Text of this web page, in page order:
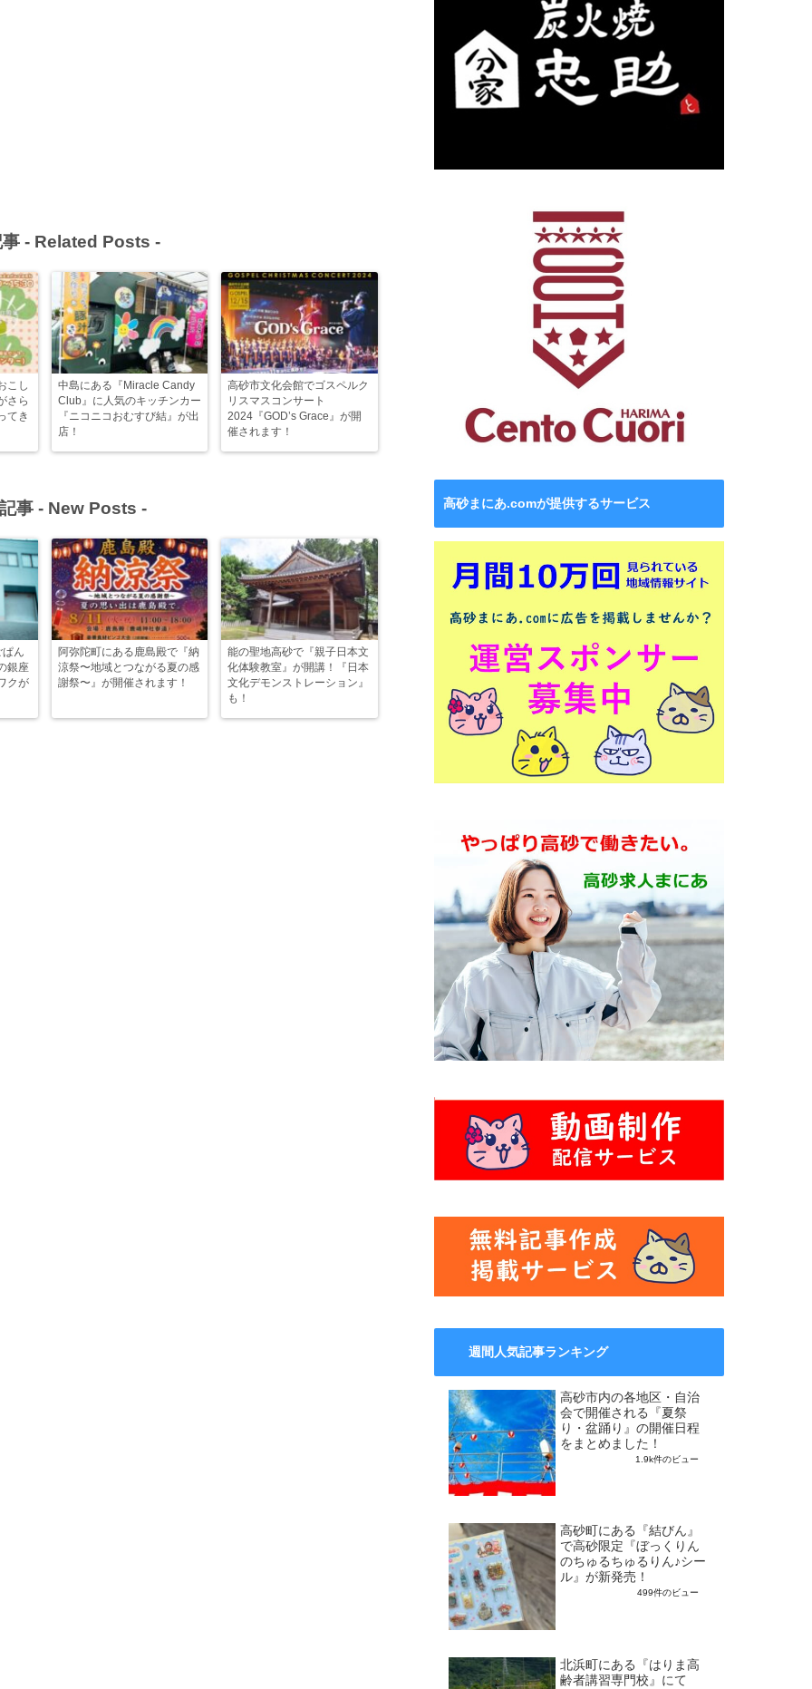
- Related Posts -
こし
さら
てき
中島にある『Miracle Candy
Club』に人気のキッチンカー
『ニコニコおむすび結』が出
店！
高砂市文化会館でゴスペルク
リスマスコンサート
2024『GOD’s Grace』が開
催されます！
事 - New Posts -
ん
銀座
クが
阿弥陀町にある鹿島殿で『納
涼祭〜地域とつながる夏の感
謝祭〜』が開催されます！
能の聖地高砂で『親子日本文
化体験教室』が開講！『日本
文化デモンストレーション』
も！
高砂まにあ.comが提供するサービス
週間人気記事ランキング
高砂市内の各地区・自治
会で開催される『夏祭
り・盆踊り』の開催日程
をまとめました！
1.9k件のビュー
高砂町にある『結びん』
で高砂限定『ぼっくりん
のちゅるちゅるりん♪シー
ル』が新発売！
499件のビュー
北浜町にある『はりま高
齢者講習専門校』にて